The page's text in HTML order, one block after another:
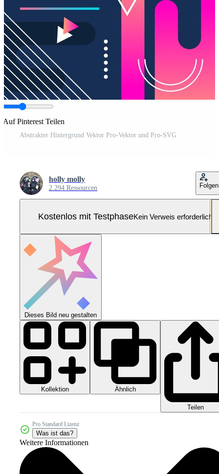
Auf Pinterest Teilen
Abstrakter Hintergrund Vektor Pro-Vektor und Pro-SVG
holly molly
2.294 Ressourcen Folgen
Kostenlos mit TestphaseKein Verweis erforderlich
Dieses Bild neu gestalten
Kollektion Ähnlich
Teilen
Pro Standard Lizenz
Was ist das?
Weitere Informationen